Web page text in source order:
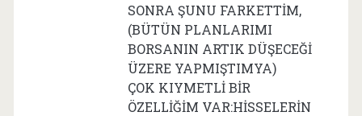
SONRA ŞUNU FARKETTİM,
(BÜTÜN PLANLARIMI
BORSANIN ARTIK DÜŞECEĞİ
ÜZERE YAPMIŞTIMYA)
ÇOK KIYMETLİ BİR
ÖZELLİĞİM VAR:HİSSELERİN